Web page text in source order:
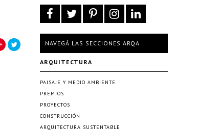
NAVEGÁ LAS SECCIONES ARQA
ARQUITECTURA
PAISAJE Y MEDIO AMBIENTE
PREMIOS
PROYECTOS
CONSTRUCCIÓN
ARQUITECTURA SUSTENTABLE